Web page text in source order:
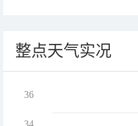
整点天气实况
36